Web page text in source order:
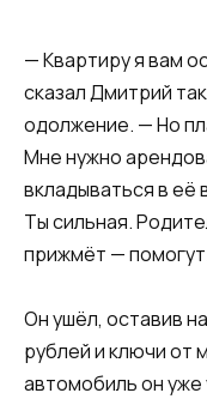
— Квартиру я вам
сказал Дмитрий
одолжение. — Но
Мне нужно
вкладываться в её
Ты сильная.
прижмёт —
Он ушёл, оставив
рублей и ключи от
автомобиль он